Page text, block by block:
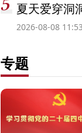
夏天爱穿洞
2026-08-08
专题